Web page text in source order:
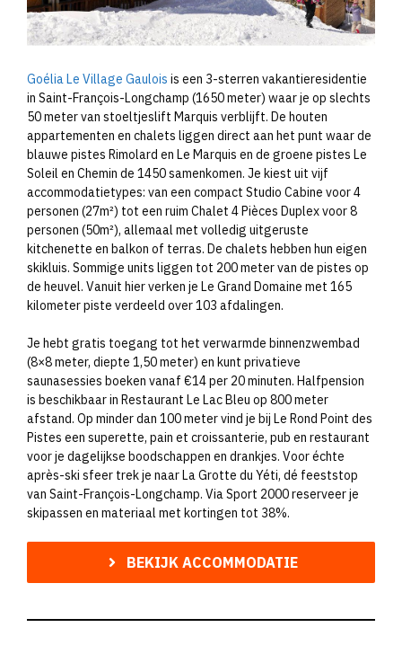
Goélia Le Village Gaulois is een 3-sterren vakantieresidentie
in Saint-François-Longchamp (1650 meter) waar je op slechts
50 meter van stoeltjeslift Marquis verblijft. De houten
appartementen en chalets liggen direct aan het punt waar de
blauwe pistes Rimolard en Le Marquis en de groene pistes Le
Soleil en Chemin de 1450 samenkomen. Je kiest uit vijf
accommodatietypes: van een compact Studio Cabine voor 4
personen (27m²) tot een ruim Chalet 4 Pièces Duplex voor 8
personen (50m²), allemaal met volledig uitgeruste
kitchenette en balkon of terras. De chalets hebben hun eigen
skikluis. Sommige units liggen tot 200 meter van de pistes op
de heuvel. Vanuit hier verken je Le Grand Domaine met 165
kilometer piste verdeeld over 103 afdalingen.
Je hebt gratis toegang tot het verwarmde binnenzwembad
(8×8 meter, diepte 1,50 meter) en kunt privatieve
saunasessies boeken vanaf €14 per 20 minuten. Halfpension
is beschikbaar in Restaurant Le Lac Bleu op 800 meter
afstand. Op minder dan 100 meter vind je bij Le Rond Point des
Pistes een superette, pain et croissanterie, pub en restaurant
voor je dagelijkse boodschappen en drankjes. Voor échte
après-ski sfeer trek je naar La Grotte du Yéti, dé feeststop
van Saint-François-Longchamp. Via Sport 2000 reserveer je
skipassen en materiaal met kortingen tot 38%.
BEKIJK ACCOMMODATIE